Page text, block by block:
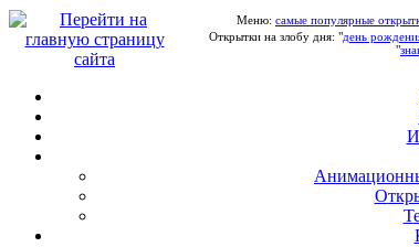
Меню: самые популярные
Открытки на злобу дня: "день
"
А
О
Т